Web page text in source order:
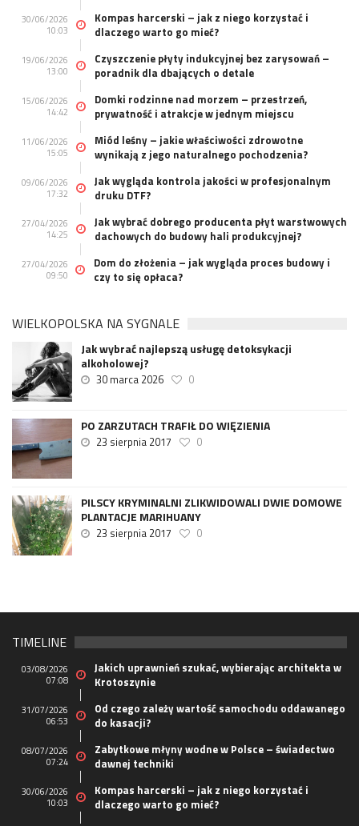
30/06/2026
10:03
Kompas harcerski – jak z niego korzystać i
dlaczego warto go mieć?
19/06/2026
13:00
Czyszczenie płyty indukcyjnej bez zarysowań –
poradnik dla dbających o detale
15/06/2026
14:42
Domki rodzinne nad morzem – przestrzeń,
prywatność i atrakcje w jednym miejscu
11/06/2026
15:05
Miód leśny – jakie właściwości zdrowotne
wynikają z jego naturalnego pochodzenia?
09/06/2026
17:32
Jak wygląda kontrola jakości w profesjonalnym
druku DTF?
27/04/2026
14:25
Jak wybrać dobrego producenta płyt warstwowych
dachowych do budowy hali produkcyjnej?
27/04/2026
09:50
Dom do złożenia – jak wygląda proces budowy i
czy to się opłaca?
WIELKOPOLSKA NA SYGNALE
Jak wybrać najlepszą usługę detoksykacji
alkoholowej?
30 marca 2026 0
PO ZARZUTACH TRAFIŁ DO WIĘZIENIA
23 sierpnia 2017 0
PILSCY KRYMINALNI ZLIKWIDOWALI DWIE DOMOWE
PLANTACJE MARIHUANY
23 sierpnia 2017 0
TIMELINE
03/08/2026
07:08
Jakich uprawnień szukać, wybierając architekta w
Krotoszynie
31/07/2026
06:53
Od czego zależy wartość samochodu oddawanego
do kasacji?
08/07/2026
07:24
Zabytkowe młyny wodne w Polsce – świadectwo
dawnej techniki
30/06/2026
10:03
Kompas harcerski – jak z niego korzystać i
dlaczego warto go mieć?